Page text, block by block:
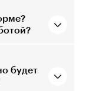
будет